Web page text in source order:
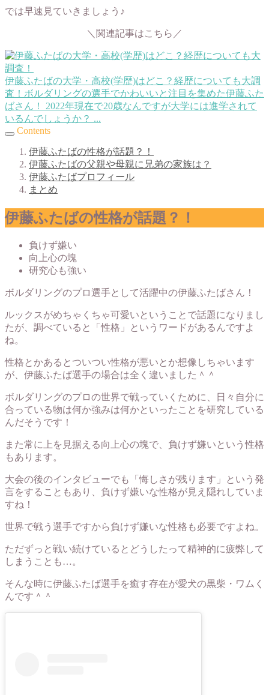
では早速見ていきましょう♪
＼関連記事はこちら／
伊藤ふたばの大学・高校(学歴)はどこ？経歴についても大調
査！ ボルダリングの選手でかわいいと注目を集めた伊藤ふた
ばさん！ 2022年現在で20歳なんですが大学には進学されて
いるんでしょうか？ ...
Contents
伊藤ふたばの性格が話題？！
伊藤ふたばの父親や母親に兄弟の家族は？
伊藤ふたばプロフィール
まとめ
伊藤ふたばの性格が話題？！
負けず嫌い
向上心の塊
研究心も強い
ボルダリングのプロ選手として活躍中の伊藤ふたばさん！
ルックスがめちゃくちゃ可愛いということで話題になりまし
たが、調べていると「性格」というワードがあるんですよ
ね。
性格とかあるとついつい性格が悪いとか想像しちゃいます
が、伊藤ふたば選手の場合は全く違いました＾＾
ボルダリングのプロの世界で戦っていくために、日々自分に
合っている物は何か強みは何かといったことを研究している
んだそうです！
また常に上を見据える向上心の塊で、負けず嫌いという性格
もあります。
大会の後のインタビューでも「悔しさが残ります」という発
言をすることもあり、負けず嫌いな性格が見え隠れしていま
すね！
世界で戦う選手ですから負けず嫌いな性格も必要ですよね。
ただずっと戦い続けているとどうしたって精神的に疲弊して
しまうことも…。
そんな時に伊藤ふたば選手を癒す存在が愛犬の黒柴・ワムく
んです＾＾